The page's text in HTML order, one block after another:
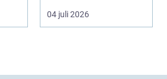
provisoris...
04 juli 2026